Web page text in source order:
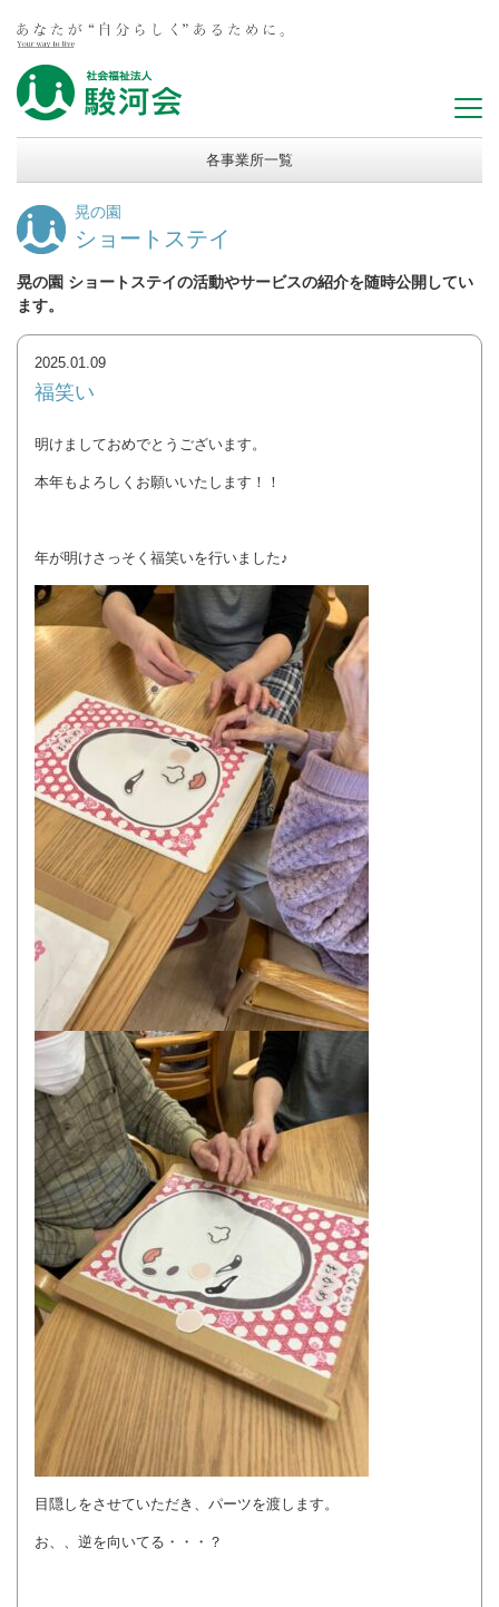
各事業所一覧
晃の園
ショートステイ
晃の園 ショートステイの活動やサービスの紹介を随時公開してい
ます。
2025.01.09
福笑い
明けましておめでとうございます。
本年もよろしくお願いいたします！！
年が明けさっそく福笑いを行いました♪
目隠しをさせていただき、パーツを渡します。
お、、逆を向いてる・・・？